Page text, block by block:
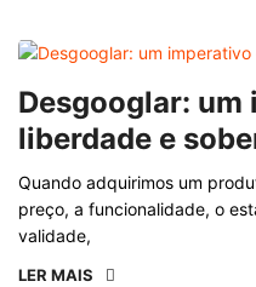
Desgooglar:
liberdade e
Quando adquirimos um
preço, a funcionalidade, o
validade,
LER MAIS